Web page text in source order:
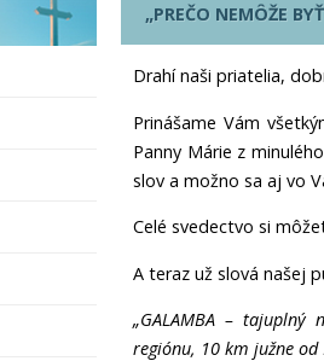
„PREČO NEMÔŽE
Drahí naši priatelia,
Prinášame Vám
Panny Márie z
slov a možno sa aj vo
Celé svedectvo si
A teraz už slová našej
„GALAMBA – tajuplný
regiónu, 10 km južne